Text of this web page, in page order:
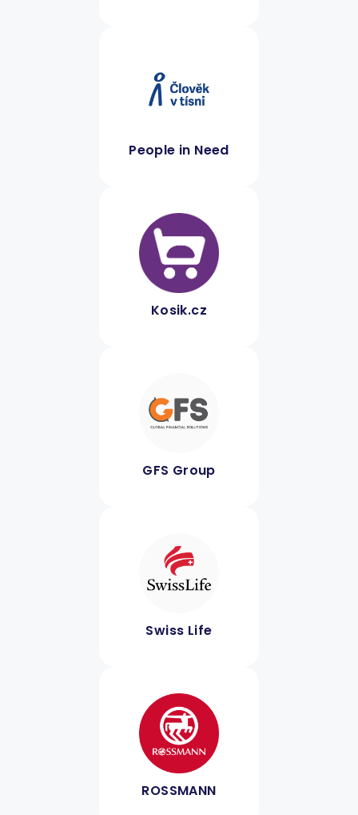
People in Need
Kosik.cz
GFS Group
Swiss Life
ROSSMANN